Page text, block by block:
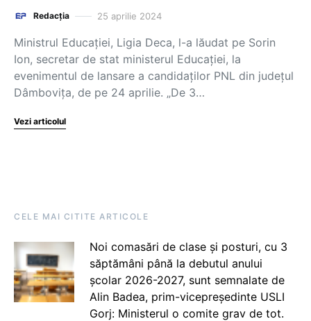
Redacția 25 aprilie 2024
Ministrul Educației, Ligia Deca, l-a lăudat pe Sorin
Ion, secretar de stat ministerul Educației, la
evenimentul de lansare a candidaților PNL din județul
Dâmbovița, de pe 24 aprilie. „De 3…
Vezi articolul
CELE MAI CITITE ARTICOLE
Noi comasări de clase și posturi, cu 3
săptămâni până la debutul anului
școlar 2026-2027, sunt semnalate de
Alin Badea, prim-vicepreședinte USLI
Gorj: Ministerul o comite grav de tot.